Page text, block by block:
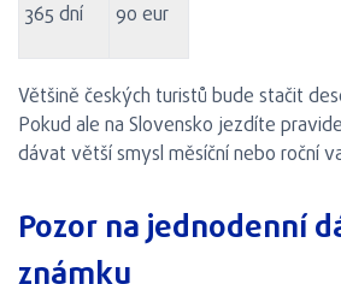
365 dní 90 eur
Většině českých turistů bude stačit
Pokud ale na Slovensko jezdíte
dávat větší smysl měsíční nebo roční
Pozor na jednodenní